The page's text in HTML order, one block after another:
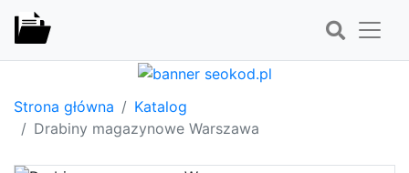
Strona główna
Katalog
Drabiny magazynowe Warszawa